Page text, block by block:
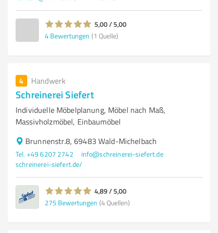
5,00 / 5,00
4 Bewertungen (1 Quelle)
4 Handwerk
Schreinerei Siefert
Individuelle Möbelplanung, Möbel nach Maß,
Massivholzmöbel, Einbaumöbel
Brunnenstr.8, 69483 Wald-Michelbach
Tel. +49 6207 2742
info@schreinerei-siefert.de
schreinerei-siefert.de/
4,89 / 5,00
275 Bewertungen (4 Quellen)